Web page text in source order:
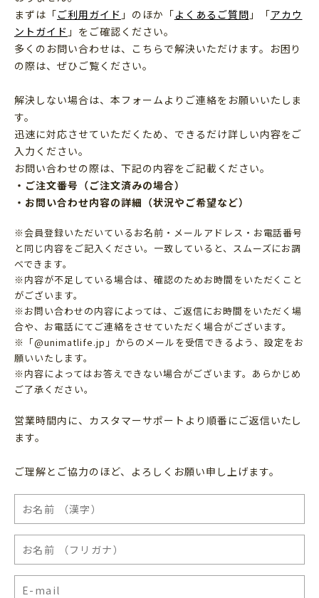
まずは「ご利用ガイド 」のほか「よくあるご質問 」「アカウ
ントガイド 」をご確認ください。
多くのお問い合わせは、こちらで解決いただけます。お困り
の際は、ぜひご覧ください。
解決しない場合は、本フォームよりご連絡をお願いいたしま
す。
迅速に対応させていただくため、できるだけ詳しい内容をご
入力ください。
お問い合わせの際は、下記の内容をご記載ください。
・ご注文番号（ご注文済みの場合）
・お問い合わせ内容の詳細（状況やご希望など）
※会員登録いただいているお名前・メールアドレス・お電話番号
と同じ内容をご記入ください。一致していると、スムーズにお調
べできます。
※内容が不足している場合は、確認のためお時間をいただくこと
がございます。
※お問い合わせの内容によっては、ご返信にお時間をいただく場
合や、お電話にてご連絡をさせていただく場合がございます。
※「@unimatlife.jp」からのメールを受信できるよう、設定をお
願いいたします。
※内容によってはお答えできない場合がございます。あらかじめ
ご了承ください。
営業時間内に、カスタマーサポートより順番にご返信いたし
ます。
ご理解とご協力のほど、よろしくお願い申し上げます。